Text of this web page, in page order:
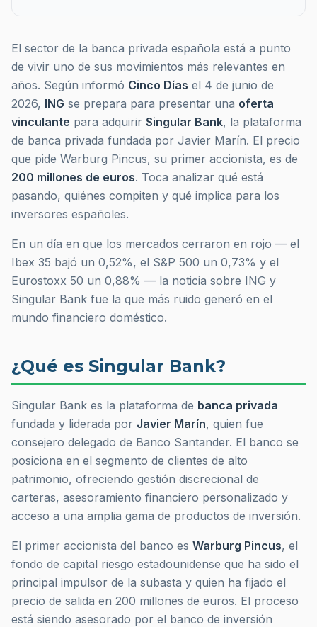
El sector de la banca privada española está a punto
de vivir uno de sus movimientos más relevantes en
años. Según informó Cinco Días el 4 de junio de
2026, ING se prepara para presentar una oferta
vinculante para adquirir Singular Bank, la plataforma
de banca privada fundada por Javier Marín. El precio
que pide Warburg Pincus, su primer accionista, es de
200 millones de euros. Toca analizar qué está
pasando, quiénes compiten y qué implica para los
inversores españoles.
En un día en que los mercados cerraron en rojo — el
Ibex 35 bajó un 0,52%, el S&P 500 un 0,73% y el
Eurostoxx 50 un 0,88% — la noticia sobre ING y
Singular Bank fue la que más ruido generó en el
mundo financiero doméstico.
¿Qué es Singular Bank?
Singular Bank es la plataforma de banca privada
fundada y liderada por Javier Marín, quien fue
consejero delegado de Banco Santander. El banco se
posiciona en el segmento de clientes de alto
patrimonio, ofreciendo gestión discrecional de
carteras, asesoramiento financiero personalizado y
acceso a una amplia gama de productos de inversión.
El primer accionista del banco es Warburg Pincus, el
fondo de capital riesgo estadounidense que ha sido el
principal impulsor de la subasta y quien ha fijado el
precio de salida en 200 millones de euros. El proceso
está siendo asesorado por el banco de inversión